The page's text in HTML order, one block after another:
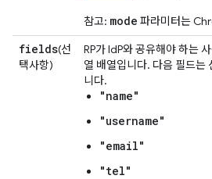
참고: mode 파라미터는
fields(선
택사항)
RP가 IdP와 공유해야 하는
열 배열입니다. 다음 필드는
니다.
"name"
"username"
"email"
"tel"